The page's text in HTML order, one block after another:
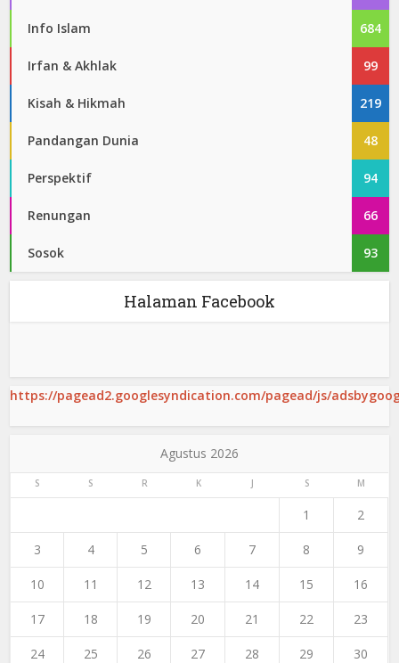
Info Islam 684
Irfan & Akhlak 99
Kisah & Hikmah 219
Pandangan Dunia 48
Perspektif 94
Renungan 66
Sosok 93
Halaman Facebook
https://pagead2.googlesyndication.com/pagead/js/
Agustus 2026
S S R K J S M
1 2
3 4 5 6 7 8 9
10 11 12 13 14 15 16
17 18 19 20 21 22 23
24 25 26 27 28 29 30